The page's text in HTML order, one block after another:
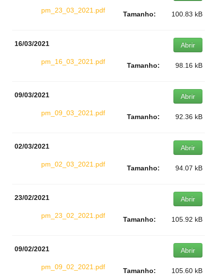
pm_23_03_2021.pdf Tamanho: 100.83 kB
16/03/2021
pm_16_03_2021.pdf
Abrir
Tamanho: 98.16 kB
09/03/2021
pm_09_03_2021.pdf
Abrir
Tamanho: 92.36 kB
02/03/2021
pm_02_03_2021.pdf
Abrir
Tamanho: 94.07 kB
23/02/2021
pm_23_02_2021.pdf
Abrir
Tamanho: 105.92 kB
09/02/2021
pm_09_02_2021.pdf
Abrir
Tamanho: 105.60 kB